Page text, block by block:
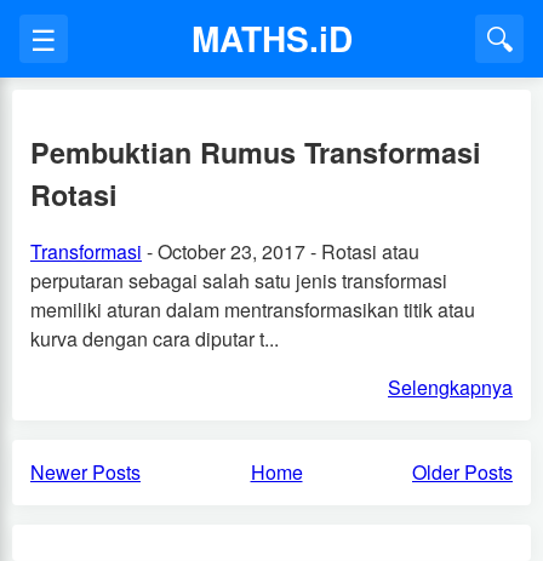
☰ MATHS.iD 🔍
Pembuktian Rumus Transformasi
Rotasi
Transformasi - October 23, 2017 - Rotasi atau
perputaran sebagai salah satu jenis transformasi
memiliki aturan dalam mentransformasikan titik atau
kurva dengan cara diputar t...
Selengkapnya
Newer Posts Older Posts
Home